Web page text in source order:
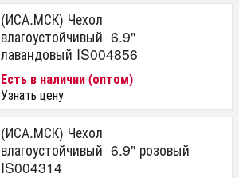
(ИСА.МСК) Чехол
влагоустойчивый 6.9"
лавандовый IS004856
Есть в наличии (оптом)
Узнать цену
(ИСА.МСК) Чехол
влагоустойчивый 6.9" розовый
IS004314